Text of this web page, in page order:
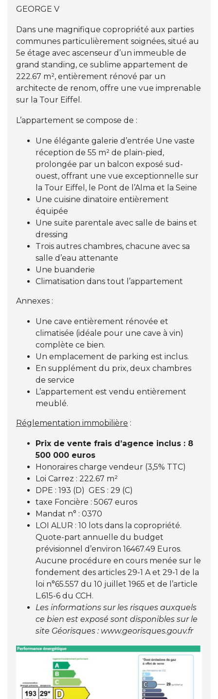
GEORGE V
Dans une magnifique copropriété aux parties
communes particulièrement soignées, situé au
5e étage avec ascenseur d’un immeuble de
grand standing, ce sublime appartement de
222.67 m², entièrement rénové par un
architecte de renom, offre une vue imprenable
sur la Tour Eiffel.
L’appartement se compose de :
Une élégante galerie d’entrée Une vaste
réception de 55 m² de plain-pied,
prolongée par un balcon exposé sud-
ouest, offrant une vue exceptionnelle sur
la Tour Eiffel, le Pont de l’Alma et la Seine
Une cuisine dinatoire entièrement
équipée
Une suite parentale avec salle de bains et
dressing
Trois autres chambres, chacune avec sa
salle d’eau attenante
Une buanderie
Climatisation dans tout l’appartement
Annexes :
Une cave entièrement rénovée et
climatisée (idéale pour une cave à vin)
complète ce bien.
Un emplacement de parking est inclus.
En supplément du prix, deux chambres
de service
L’appartement est vendu entièrement
meublé.
Réglementation immobilière :
Prix de vente frais d’agence inclus : 8
500 000 euros
Honoraires charge vendeur (3,5% TTC)
Loi Carrez : 222.67 m²
DPE : 193 (D) GES : 29 (C)
taxe Foncière : 5067 euros
Mandat n° : 0370
LOI ALUR : 10 lots dans la copropriété.
Quote-part annuelle du budget
prévisionnel d’environ 16467.49 Euros.
Aucune procédure en cours menée sur le
fondement des articles 29-1 A et 29-1 de la
loi n°65.557 du 10 juillet 1965 et de l’article
L.615-6 du CCH.
Les informations sur les risques auxquels
ce bien est exposé sont disponibles sur le
site Géorisques : www.georisques.gouv.fr